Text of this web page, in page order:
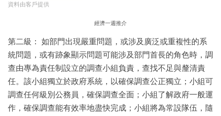
資料由客戶提供
經濟一週推介
第二級： 如部門出現嚴重問題，或涉及廣泛或重複性的系
統問題，或有跡象顯示問題可能涉及部門首長的角色時，調
查由專為責任制設立的調查小組負責，查找不足與釐清責
任。該小組獨立於政府系統，以確保調查公正獨立；小組可
調查任何級別公務員，確保調查全面；小組了解政府一般運
作，確保調查能有效率地盡快完成；小組將為常設隊伍，隨